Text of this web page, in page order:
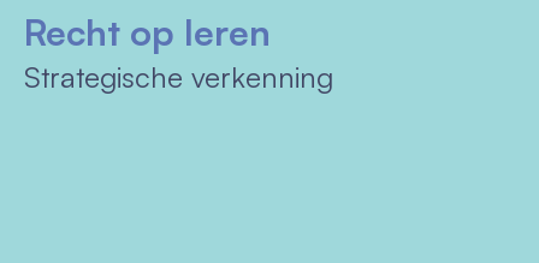
Recht op leren
Strategische verkenning